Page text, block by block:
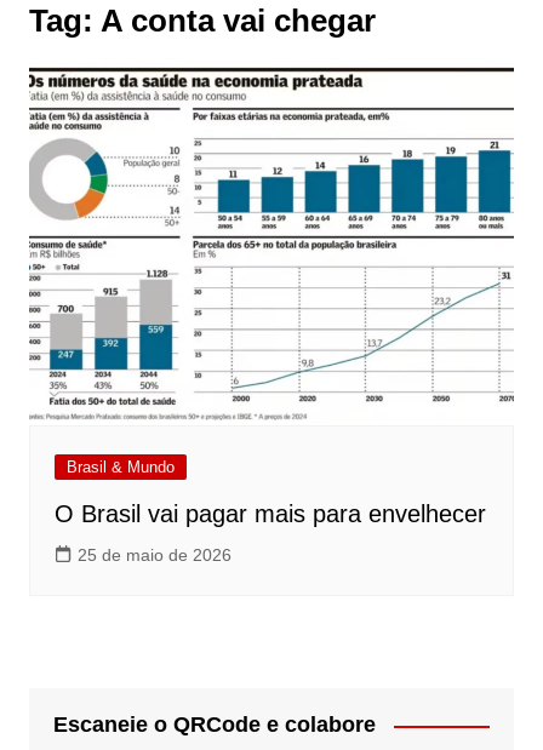
Tag: A conta vai chegar
Brasil & Mundo
O Brasil vai pagar mais para envelhecer
25 de maio de 2026
Escaneie o QRCode e colabore